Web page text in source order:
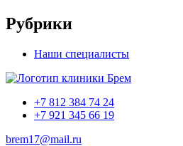
Рубрики
Наши специалисты
+7 812 384 74 24
+7 921 345 66 19
brem17@mail.ru